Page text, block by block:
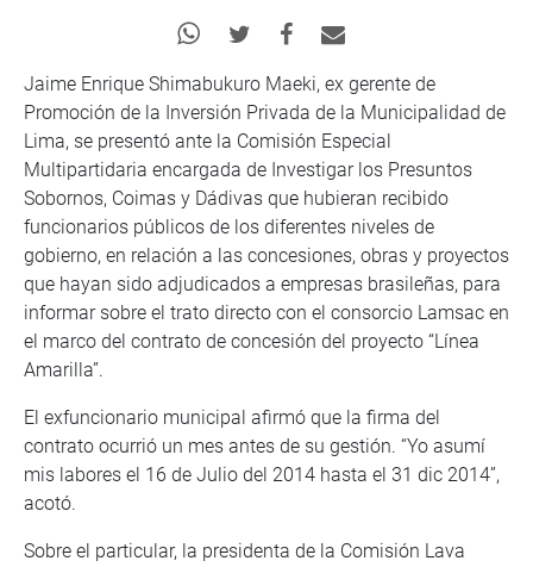
Jaime Enrique Shimabukuro Maeki, ex gerente de
Promoción de la Inversión Privada de la Municipalidad de
Lima, se presentó ante la Comisión Especial
Multipartidaria encargada de Investigar los Presuntos
Sobornos, Coimas y Dádivas que hubieran recibido
funcionarios públicos de los diferentes niveles de
gobierno, en relación a las concesiones, obras y proyectos
que hayan sido adjudicados a empresas brasileñas, para
informar sobre el trato directo con el consorcio Lamsac en
el marco del contrato de concesión del proyecto “Línea
Amarilla”.
El exfuncionario municipal afirmó que la firma del
contrato ocurrió un mes antes de su gestión. “Yo asumí
mis labores el 16 de Julio del 2014 hasta el 31 dic 2014”,
acotó.
Sobre el particular, la presidenta de la Comisión Lava